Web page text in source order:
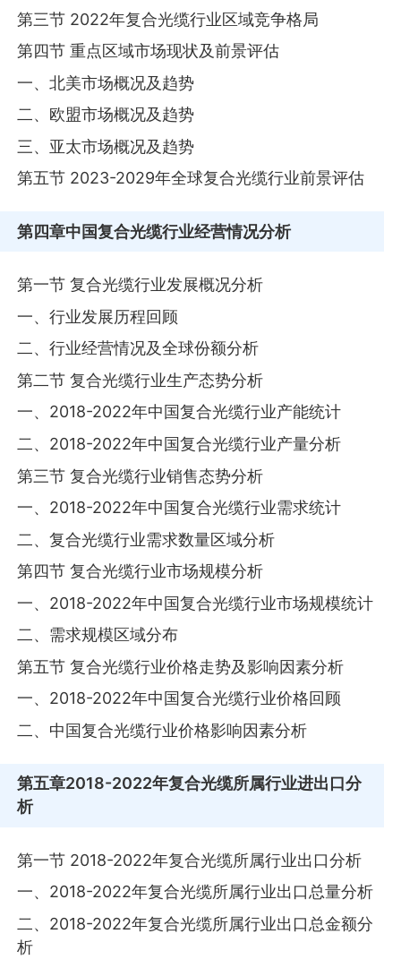
第三节 2022年复合光缆行业区域竞争格局
第四节 重点区域市场现状及前景评估
一、北美市场概况及趋势
二、欧盟市场概况及趋势
三、亚太市场概况及趋势
第五节 2023-2029年全球复合光缆行业前景评估
第四章中国复合光缆行业经营情况分析
第一节 复合光缆行业发展概况分析
一、行业发展历程回顾
二、行业经营情况及全球份额分析
第二节 复合光缆行业生产态势分析
一、2018-2022年中国复合光缆行业产能统计
二、2018-2022年中国复合光缆行业产量分析
第三节 复合光缆行业销售态势分析
一、2018-2022年中国复合光缆行业需求统计
二、复合光缆行业需求数量区域分析
第四节 复合光缆行业市场规模分析
一、2018-2022年中国复合光缆行业市场规模统计
二、需求规模区域分布
第五节 复合光缆行业价格走势及影响因素分析
一、2018-2022年中国复合光缆行业价格回顾
二、中国复合光缆行业价格影响因素分析
第五章2018-2022年复合光缆所属行业进出口分
析
第一节 2018-2022年复合光缆所属行业出口分析
一、2018-2022年复合光缆所属行业出口总量分析
二、2018-2022年复合光缆所属行业出口总金额分
析